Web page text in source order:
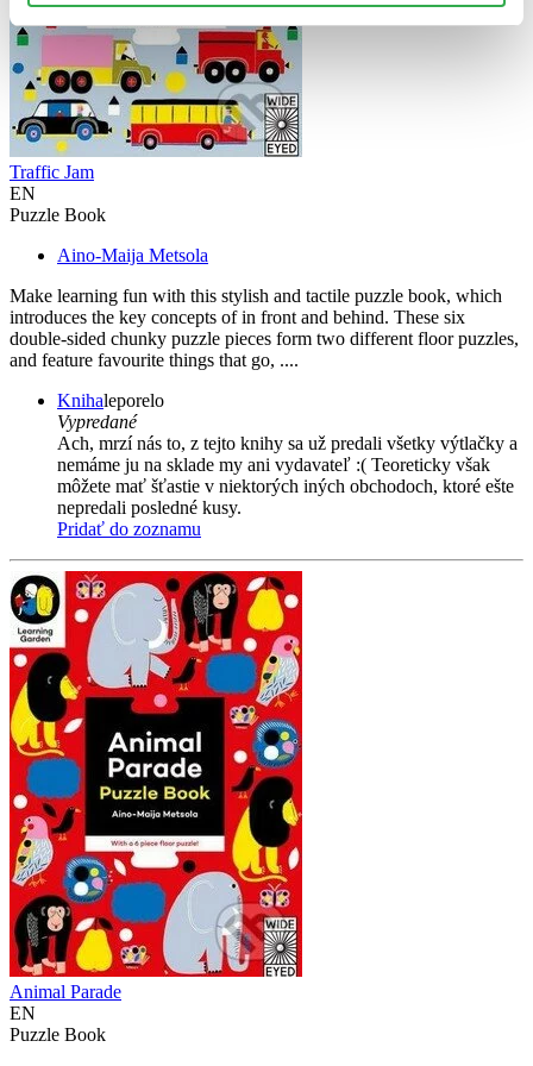
Traffic Jam
EN
Puzzle Book
Aino-Maija Metsola
Make learning fun with this stylish and tactile puzzle book, which
introduces the key concepts of in front and behind. These six
double-sided chunky puzzle pieces form two different floor puzzles,
and feature favourite things that go, ....
Knihaleporelo
Vypredané
Ach, mrzí nás to, z tejto knihy sa už predali všetky výtlačky a
nemáme ju na sklade my ani vydavateľ :( Teoreticky však
môžete mať šťastie v niektorých iných obchodoch, ktoré ešte
nepredali posledné kusy.
Pridať do zoznamu
Animal Parade
EN
Puzzle Book